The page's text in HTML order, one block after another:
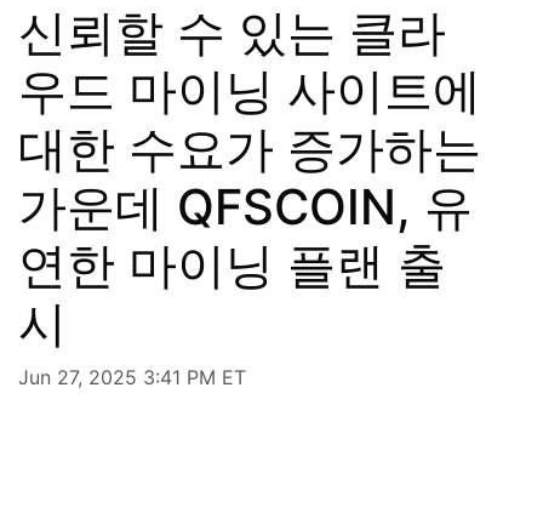
신뢰할 수 있는 클라
우드 마이닝 사이트에
대한 수요가 증가하는
가운데 QFSCOIN, 유
연한 마이닝 플랜 출
시
Jun 27, 2025 3:41 PM ET